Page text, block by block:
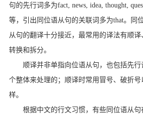
句的先行词多为fact, news, idea, thought,
等，引出同位语从句的关联词多为that。同
从句的翻译十分接近，最常用的译法有顺译
转换和拆分。
顺译并非单指向位语从句，也包括先
个整体来处理的；顺译时常用冒号、破折号
样。
根据中文的行文习惯，有些同位语从